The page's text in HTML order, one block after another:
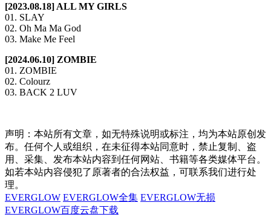
[2023.08.18] ALL MY GIRLS
01. SLAY
02. Oh Ma Ma God
03. Make Me Feel
[2024.06.10] ZOMBIE
01. ZOMBIE
02. Colourz
03. BACK 2 LUV
声明：本站所有文章，如无特殊说明或标注，均为本站原创发
布。任何个人或组织，在未征得本站同意时，禁止复制、盗
用、采集、发布本站内容到任何网站、书籍等各类媒体平台。
如若本站内容侵犯了原著者的合法权益，可联系我们进行处
理。
EVERGLOW EVERGLOW全集 EVERGLOW无损
EVERGLOW百度云盘下载